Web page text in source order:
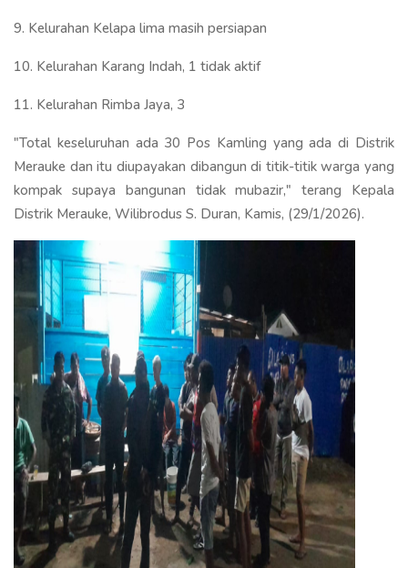
9. Kelurahan Kelapa lima masih persiapan
10. Kelurahan Karang Indah, 1 tidak aktif
11. Kelurahan Rimba Jaya, 3
"Total keseluruhan ada 30 Pos Kamling yang ada di Distrik
Merauke dan itu diupayakan dibangun di titik-titik warga yang
kompak supaya bangunan tidak mubazir," terang Kepala
Distrik Merauke, Wilibrodus S. Duran, Kamis, (29/1/2026).